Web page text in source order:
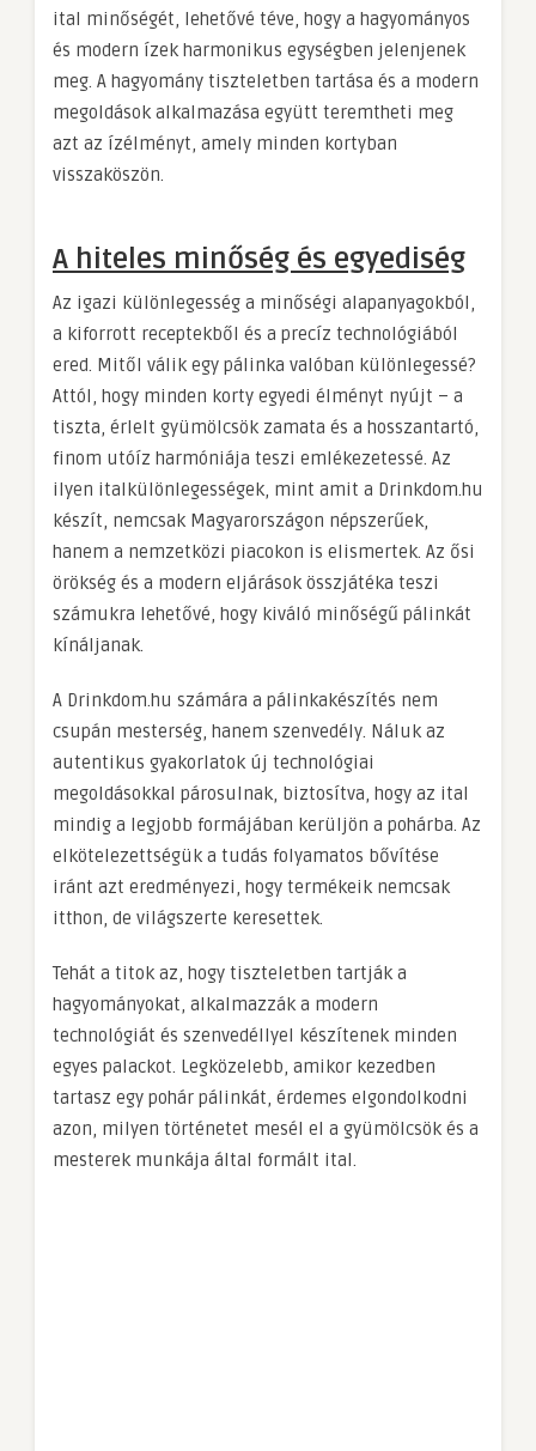
ital minőségét, lehetővé téve, hogy a hagyományos
és modern ízek harmonikus egységben jelenjenek
meg. A hagyomány tiszteletben tartása és a modern
megoldások alkalmazása együtt teremtheti meg
azt az ízélményt, amely minden kortyban
visszaköszön.
A hiteles minőség és egyediség
Az igazi különlegesség a minőségi alapanyagokból,
a kiforrott receptekből és a precíz technológiából
ered. Mitől válik egy pálinka valóban különlegessé?
Attól, hogy minden korty egyedi élményt nyújt – a
tiszta, érlelt gyümölcsök zamata és a hosszantartó,
finom utóíz harmóniája teszi emlékezetessé. Az
ilyen italkülönlegességek, mint amit a Drinkdom.hu
készít, nemcsak Magyarországon népszerűek,
hanem a nemzetközi piacokon is elismertek. Az ősi
örökség és a modern eljárások összjátéka teszi
számukra lehetővé, hogy kiváló minőségű pálinkát
kínáljanak.
A Drinkdom.hu számára a pálinkakészítés nem
csupán mesterség, hanem szenvedély. Náluk az
autentikus gyakorlatok új technológiai
megoldásokkal párosulnak, biztosítva, hogy az ital
mindig a legjobb formájában kerüljön a pohárba. Az
elkötelezettségük a tudás folyamatos bővítése
iránt azt eredményezi, hogy termékeik nemcsak
itthon, de világszerte keresettek.
Tehát a titok az, hogy tiszteletben tartják a
hagyományokat, alkalmazzák a modern
technológiát és szenvedéllyel készítenek minden
egyes palackot. Legközelebb, amikor kezedben
tartasz egy pohár pálinkát, érdemes elgondolkodni
azon, milyen történetet mesél el a gyümölcsök és a
mesterek munkája által formált ital.